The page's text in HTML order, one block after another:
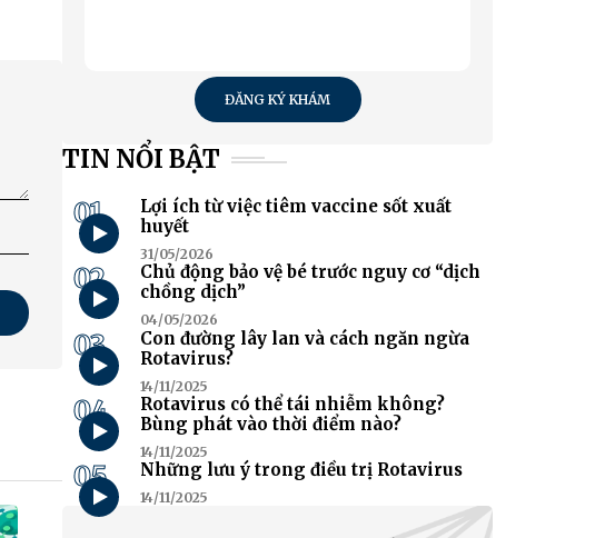
ĐĂNG KÝ KHÁM
TIN NỔI BẬT
01
Lợi ích từ việc tiêm vaccine sốt xuất
huyết
31/05/2026
02
Chủ động bảo vệ bé trước nguy cơ “dịch
chồng dịch”
04/05/2026
03
Con đường lây lan và cách ngăn ngừa
Rotavirus?
14/11/2025
04
Rotavirus có thể tái nhiễm không?
Bùng phát vào thời điểm nào?
14/11/2025
05 Những lưu ý trong điều trị Rotavirus
14/11/2025